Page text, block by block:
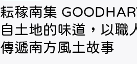
耘稼南集
自土地的味道，以職
傳遞南方風土故事